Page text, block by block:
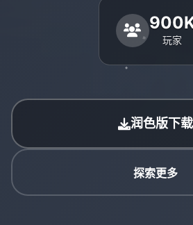
玩家
润色版下载
探索更多